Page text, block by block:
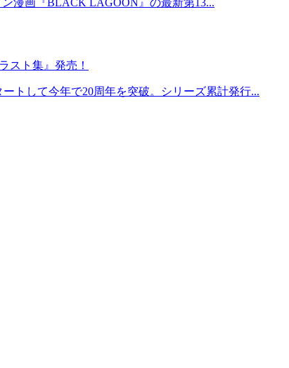
漫画『BLACK LAGOON』の最新第13...
スト集』発売！
トして今年で20周年を突破。シリーズ累計発行...